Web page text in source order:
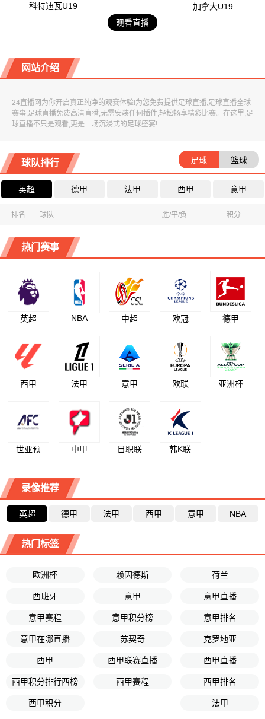
科特迪瓦U19
加拿大U19
观看直播
网站介绍
24直播网为你开启真正纯净的观赛体验!为您免费提供足球直播,足球直播全球
赛事,足球直播免费高清直播,无需安装任何插件,轻松畅享精彩比赛。在这里,足
球直播不只是观看,更是一场沉浸式的足球盛宴!
球队排行 足球 篮球
英超 德甲 法甲 西甲 意甲
排名 球队 胜/平/负 积分
热门赛事
英超 NBA 中超 欧冠 德甲
西甲 法甲 意甲 欧联 亚洲杯
世亚预 中甲 日职联 韩K联
录像推荐
英超 德甲 法甲 西甲 意甲 NBA
热门标签
欧洲杯 赖因德斯 荷兰
西班牙 意甲 意甲直播
意甲赛程 意甲积分榜 意甲排名
意甲在哪直播 苏契奇 克罗地亚
西甲 西甲联赛直播 西甲直播
西甲积分排行西榜 西甲赛程 西甲排名
西甲积分 法甲